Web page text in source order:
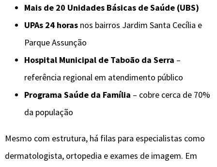
Mais de 20 Unidades Básicas de Saúde (UBS)
UPAs 24 horas nos bairros Jardim Santa Cecília e
Parque Assunção
Hospital Municipal de Taboão da Serra –
referência regional em atendimento público
Programa Saúde da Família – cobre cerca de 70%
da população
Mesmo com estrutura, há filas para especialistas como
dermatologista, ortopedia e exames de imagem. Em